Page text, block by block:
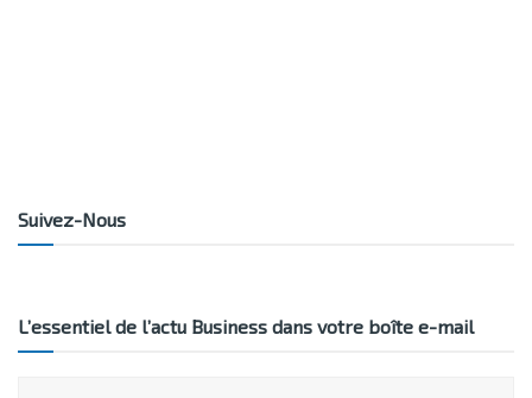
Suivez-Nous
L’essentiel de l’actu Business dans votre boîte e-mail